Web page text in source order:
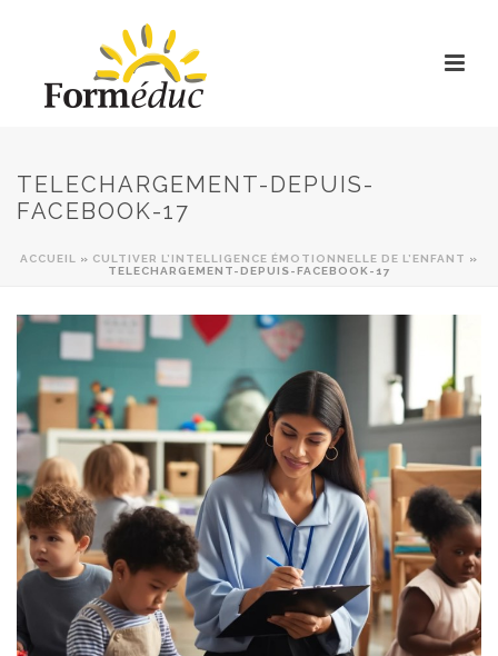
TELECHARGEMENT-DEPUIS-
FACEBOOK-17
ACCUEIL » CULTIVER L’INTELLIGENCE ÉMOTIONNELLE DE L’ENFANT »
TELECHARGEMENT-DEPUIS-FACEBOOK-17